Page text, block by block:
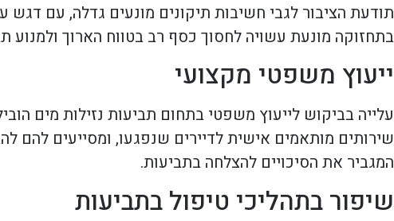
תודעת הציבור לגבי חשיבות תיקונים מונעים גדלה, עם
בתחזוקה מונעת עשויה לחסוך כסף רב בטווח הארוך ולמנוע
ייעוץ משפטי מקצועי
עלייה בביקוש לייעוץ משפטי בתחום תביעות נזילות מים
שירותים מותאמים אישית לדיירים שנפגעו, ומסייעים להם
המגביר את הסיכויים להצלחה בתביעות.
שיפור בתהליכי טיפול בתביעות